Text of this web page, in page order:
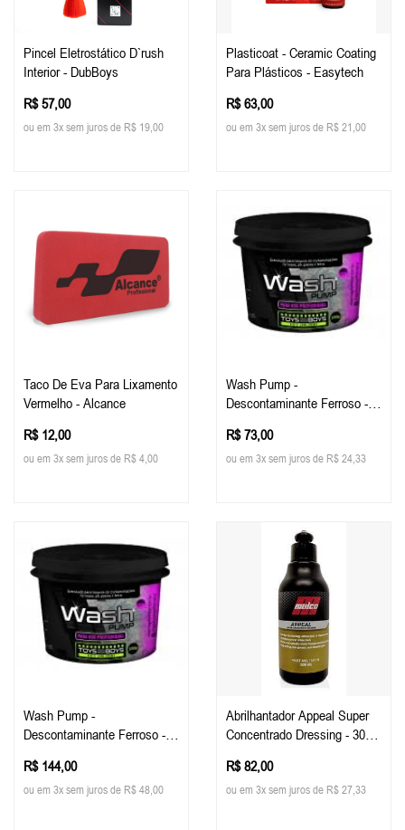
Pincel Eletrostático D`rush
Interior - DubBoys
R$ 57,00
ou em 3x sem juros de R$ 19,00
Plasticoat - Ceramic Coating
Para Plásticos - Easytech
R$ 63,00
ou em 3x sem juros de R$ 21,00
Taco De Eva Para Lixamento
Vermelho - Alcance
R$ 12,00
ou em 3x sem juros de R$ 4,00
Wash Pump -
Descontaminante Ferroso -
R$ 73,00
ou em 3x sem juros de R$ 24,33
Wash Pump -
Descontaminante Ferroso -
R$ 144,00
ou em 3x sem juros de R$ 48,00
Abrilhantador Appeal Super
Concentrado Dressing - 300
R$ 82,00
ou em 3x sem juros de R$ 27,33